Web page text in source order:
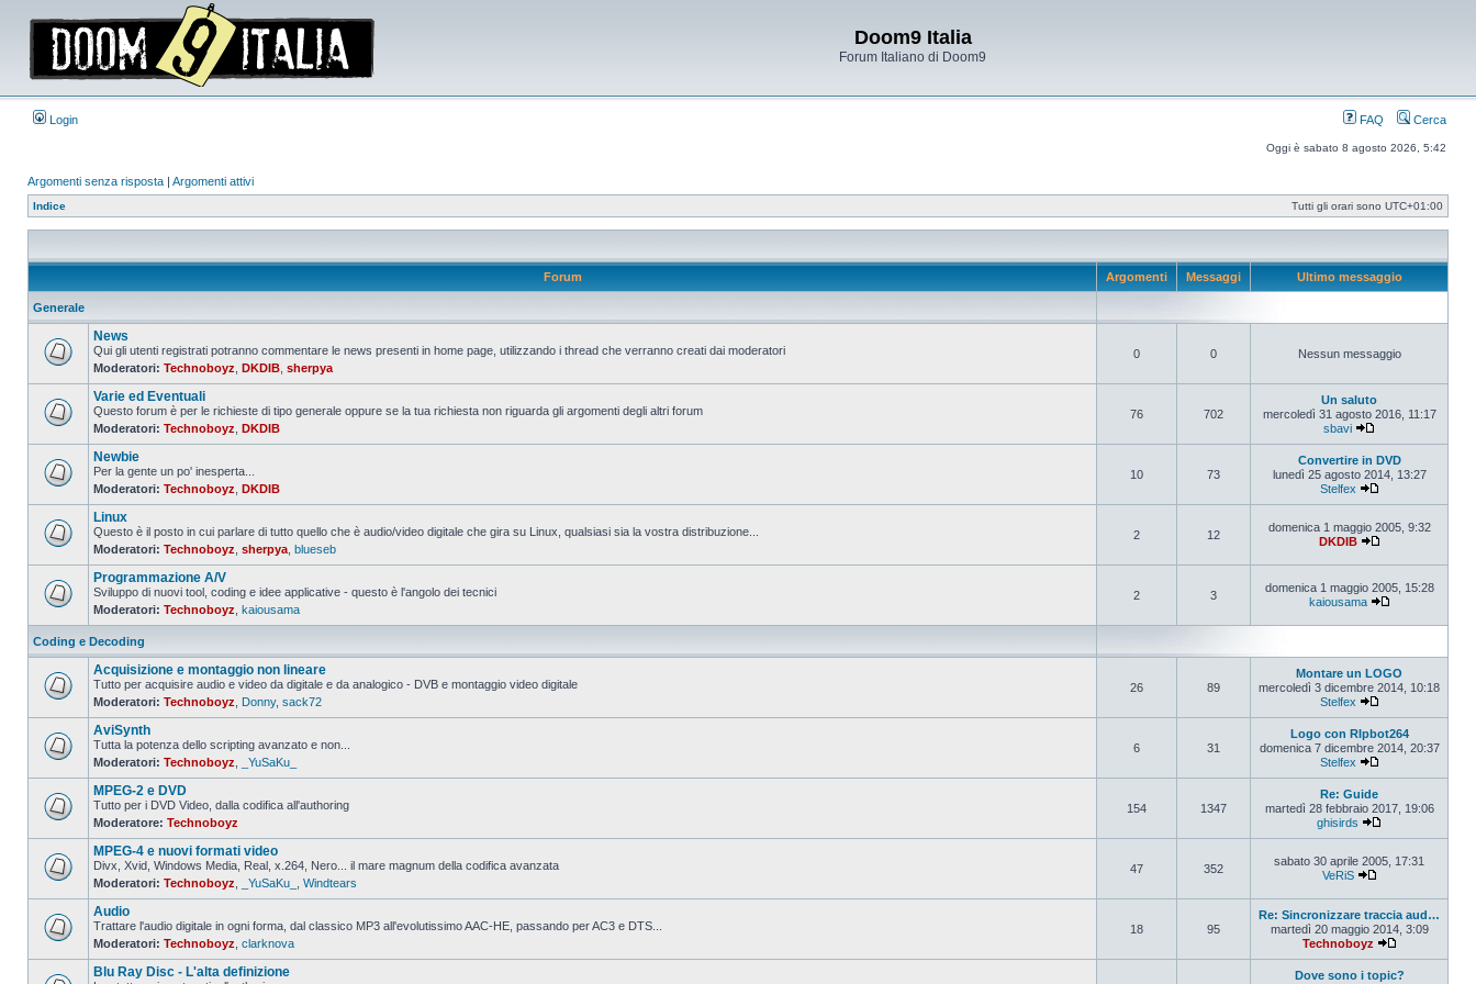
Doom9 Italia
Forum Italiano di Doom9
Login FAQ Cerca
Oggi è sabato 8 agosto 2026, 5:42
Argomenti senza risposta | Argomenti attivi
Indice Tutti gli orari sono UTC+01:00
Forum Argomenti Messaggi Ultimo messaggio
Generale
Nessun
messaggio
da
leggere
News
Qui gli utenti registrati potranno commentare le news presenti in home page, utilizzando i thread che verranno creati dai moderatori
Moderatori: Technoboyz DKDIB sherpya
0 0 Nessun messaggio
Nessun
messaggio
da
leggere
Varie ed Eventuali
Questo forum è per le richieste di tipo generale oppure se la tua richiesta non riguarda gli argomenti degli altri forum
Moderatori: Technoboyz DKDIB
76 702
Un saluto
mercoledì 31 agosto 2016, 11:17
sbavi
Nessun
messaggio
leggere
Newbie
Per la gente un po' inesperta...
Moderatori: Technoboyz DKDIB
10 73
Convertire in DVD
lunedì 25 agosto 2014, 13:27
Stelfex
Nessun
messaggio
da
leggere
Linux
Questo è il posto in cui parlare di tutto quello che è audio/video digitale che gira su Linux, qualsiasi sia la vostra distribuzione...
Moderatori: Technoboyz sherpya blueseb
2 12
domenica 1 maggio 2005, 9:32
DKDIB
Nessun
messaggio
da
leggere
Programmazione A/V
Sviluppo di nuovi tool, coding e idee applicative - questo è l'angolo dei tecnici
Moderatori: Technoboyz kaiousama
2 3
domenica 1 maggio 2005, 15:28
kaiousama
Coding e Decoding
Nessun
messaggio
da
leggere
Acquisizione e montaggio non lineare
Tutto per acquisire audio e video da digitale e da analogico - DVB e montaggio video digitale
Moderatori: Technoboyz Donny, sack72
26 89
Montare un LOGO
mercoledì 3 dicembre 2014, 10:18
Stelfex
Nessun
messaggio
da
leggere
AviSynth
Tutta la potenza dello scripting avanzato e non...
Moderatori: Technoboyz _YuSaKu_
6 31
Logo con RIpbot264
domenica 7 dicembre 2014, 20:37
Stelfex
Nessun
messaggio
da
leggere
MPEG-2 e DVD
Tutto per i DVD Video, dalla codifica all'authoring
Moderatore: Technoboyz
154 1347
Re: Guide
martedì 28 febbraio 2017, 19:06
ghisirds
Nessun
messaggio
da
leggere
MPEG-4 e nuovi formati video
Divx, Xvid, Windows Media, Real, x.264, Nero... il mare magnum della codifica avanzata
Moderatori: Technoboyz _YuSaKu_ Windtears
47 352
sabato 30 aprile 2005, 17:31
VeRiS
Nessun
messaggio
da
Audio
Trattare l'audio digitale in ogni forma, dal classico MP3 all'evolutissimo AAC-HE, passando per AC3 e DTS...
Moderatori: Technoboyz clarknova
18 95
Re: Sincronizzare traccia aud…
martedì 20 maggio 2014, 3:09
Technoboyz
Blu Ray Disc - L'alta definizione
Dove sono i topic?